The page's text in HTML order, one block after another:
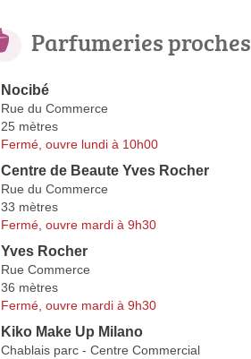
Parfumeries proches
Nocibé
Rue du Commerce
25 mètres
Fermé, ouvre lundi à 10h00
Centre de Beaute Yves Rocher
Rue du Commerce
33 mètres
Fermé, ouvre mardi à 9h30
Yves Rocher
Rue Commerce
36 mètres
Fermé, ouvre mardi à 9h30
Kiko Make Up Milano
Chablais parc - Centre Commercial